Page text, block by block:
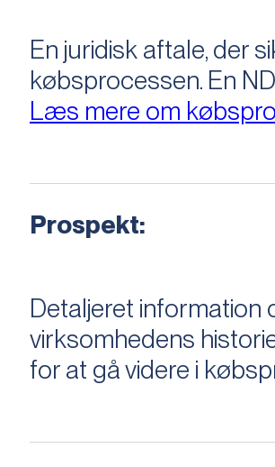
En juridisk aftale, der
købsprocessen​​. En
Læs mere om
Prospekt:
Detaljeret information
virksomhedens
for at gå videre i